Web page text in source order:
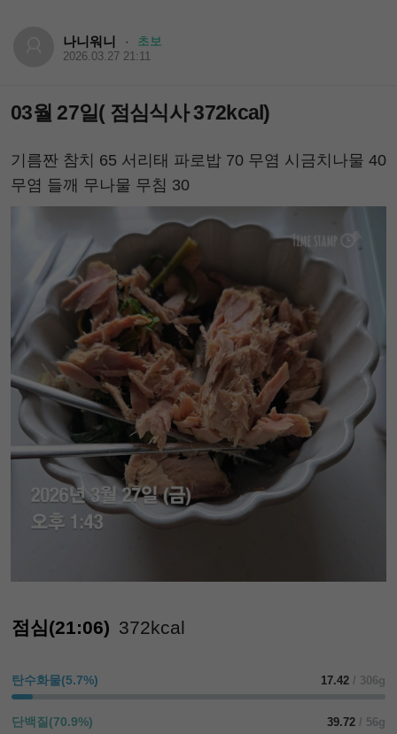
나니워니 · 초보
2026.03.27 21:11
03월 27일( 점심식사 372kcal)
기름짠 참치 65 서리태 파로밥 70 무염 시금치나물 40
무염 들깨 무나물 무침 30
점심(21:06) 372kcal
탄수화물(5.7%) 17.42 / 306g
단백질(70.9%) 39.72 / 56g